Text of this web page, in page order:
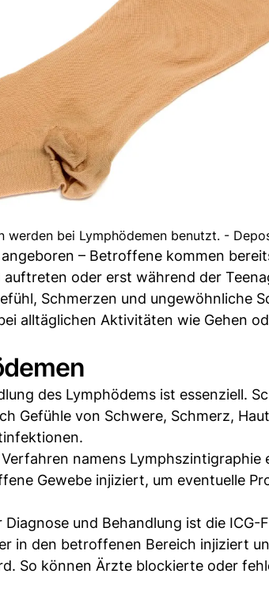
werden bei Lymphödemen benutzt. -
– Betroffene kommen
oder erst während der
Schmerzen und ungewöhnliche
alltäglichen Aktivitäten wie Gehen
des Lymphödems ist essenziell.
Gefühle von Schwere, Schmerz,
namens Lymphszintigraphie
Gewebe injiziert, um eventuelle
und Behandlung ist die ICG-
in den betroffenen Bereich injiziert
So können Ärzte blockierte oder